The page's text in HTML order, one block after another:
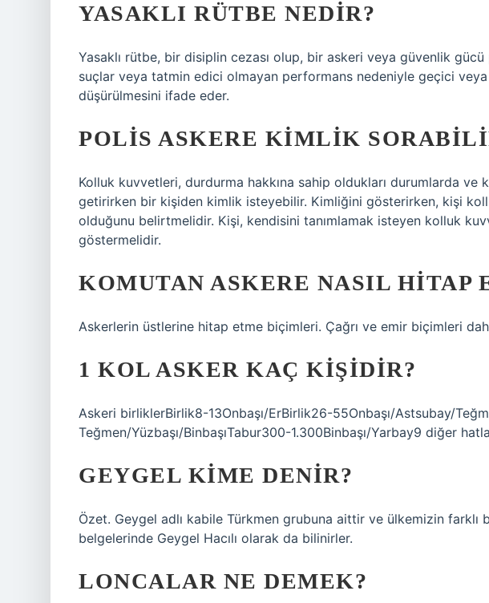
YASAKLI RÜTBE NEDIR?
Yasaklı rütbe, bir disiplin cezası olup, bir askeri veya güvenlik
suçlar veya tatmin edici olmayan performans nedeniyle geçici veya
düşürülmesini ifade eder.
POLIS ASKERE KIMLIK
Kolluk kuvvetleri, durdurma hakkına sahip oldukları durumlarda
getirirken bir kişiden kimlik isteyebilir. Kimliğini gösterirken, kişi
olduğunu belirtmelidir. Kişi, kendisini tanımlamak isteyen kolluk
göstermelidir.
KOMUTAN ASKERE NASIL HITAP
Askerlerin üstlerine hitap etme biçimleri. Çağrı ve emir biçimleri
1 KOL ASKER KAÇ KIŞIDIR?
Askeri birliklerBirlik8-13Onbaşı/ErBirlik26-55Onbaşı/Astsubay/
Teğmen/Yüzbaşı/BinbaşıTabur300-1.300Binbaşı/Yarbay9 diğer
GEYGEL KIME DENIR?
Özet. Geygel adlı kabile Türkmen grubuna aittir ve ülkemizin farklı
belgelerinde Geygel Hacılı olarak da bilinirler.
LONCALAR NE DEMEK?